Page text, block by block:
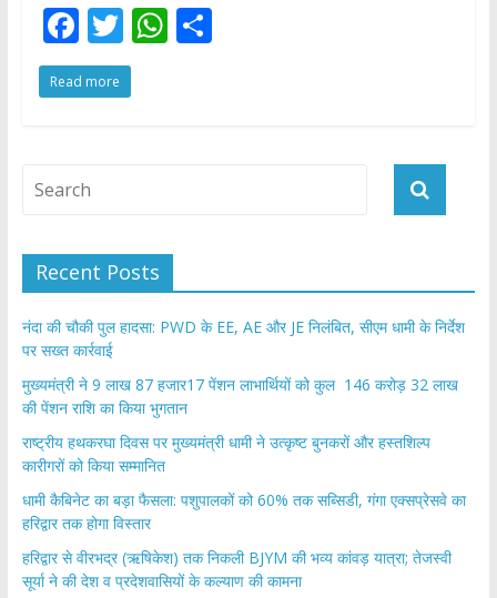
F
ac
e
o
T
w
itt
W S
Read more
Recent Posts
नंदा की चौकी पुल हादसा: PWD के EE, AE और JE निलंबित, सीएम धामी के निर्देश
पर सख्त कार्रवाई
मुख्यमंत्री ने 9 लाख 87 हजार17 पेंशन लाभार्थियों को कुल 146 करोड़ 32 लाख
की पेंशन राशि का किया भुगतान
राष्ट्रीय हथकरघा दिवस पर मुख्यमंत्री धामी ने उत्कृष्ट बुनकरों और हस्तशिल्प
कारीगरों को किया सम्मानित
​धामी कैबिनेट का बड़ा फैसला: पशुपालकों को 60% तक सब्सिडी, गंगा एक्सप्रेसवे का
हरिद्वार तक होगा विस्तार
​हरिद्वार से वीरभद्र (ऋषिकेश) तक निकली BJYM की भव्य कांवड़ यात्रा; तेजस्वी
सूर्या ने की देश व प्रदेशवासियों के कल्याण की कामना